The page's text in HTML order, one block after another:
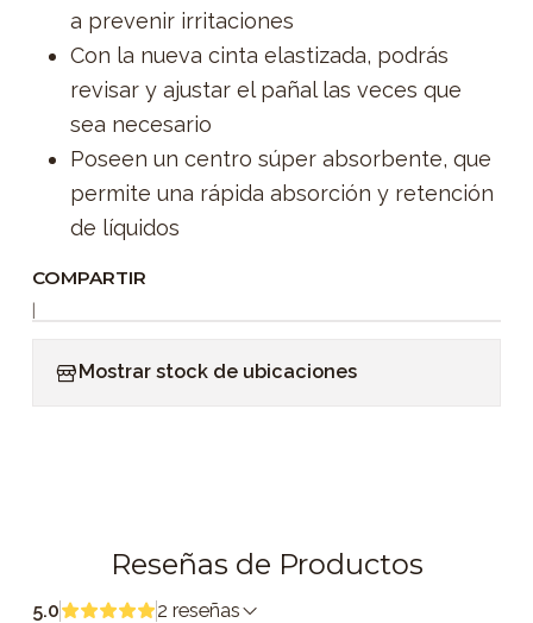
a prevenir irritaciones
Con la nueva cinta elastizada, podrás
revisar y ajustar el pañal las veces que
sea necesario
Poseen un centro súper absorbente, que
permite una rápida absorción y retención
de líquidos
COMPARTIR
Mostrar stock de ubicaciones
Reseñas de Productos
5.0 2 reseñas